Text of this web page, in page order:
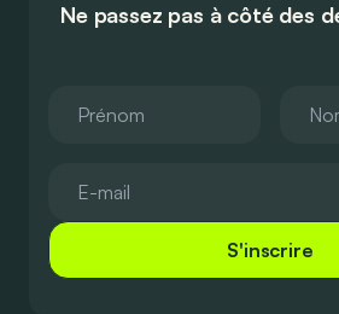
Ne passez pas à côté des
S'inscrire